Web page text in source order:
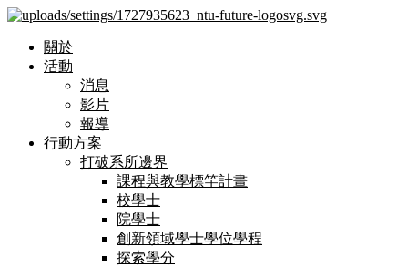
關於
活動
消息
影片
報導
行動方案
打破系所邊界
課程與教學標竿計畫
校學士
院學士
創新領域學士學位學程
探索學分